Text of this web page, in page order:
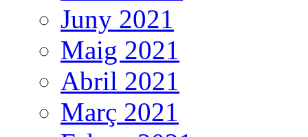
Juny 2021
Maig 2021
Abril 2021
Març 2021